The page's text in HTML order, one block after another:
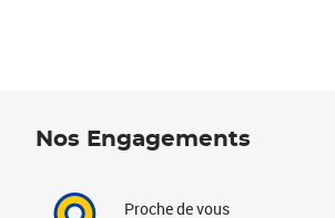
Nos Engagements
Proche de vous